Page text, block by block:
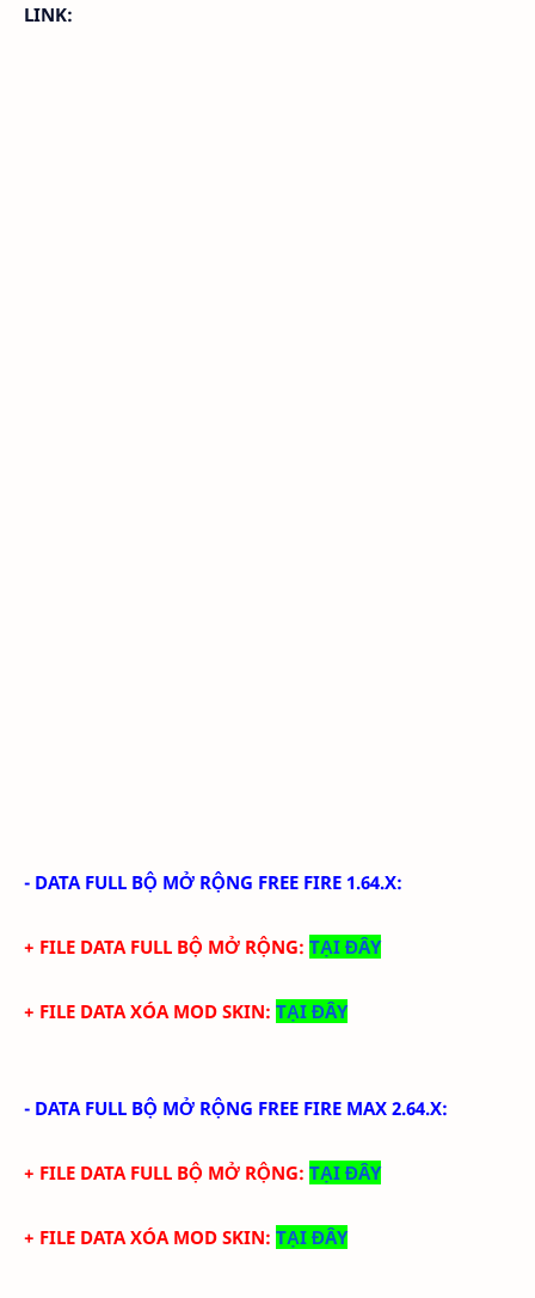
LINK:
- DATA FULL BỘ MỞ RỘNG FREE FIRE 1.64.X:
+ FILE DATA FULL BỘ MỞ RỘNG: TẠI ĐÂY
+ FILE DATA XÓA MOD SKIN: TẠI ĐÂY
- DATA FULL BỘ MỞ RỘNG FREE FIRE MAX 2.64.X:
+ FILE DATA FULL BỘ MỞ RỘNG: TẠI ĐÂY
+ FILE DATA XÓA MOD SKIN: TẠI ĐÂY